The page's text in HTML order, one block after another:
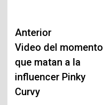
Navegación
de
entradas
Anterior
Video del momento
que matan a la
influencer Pinky
Curvy